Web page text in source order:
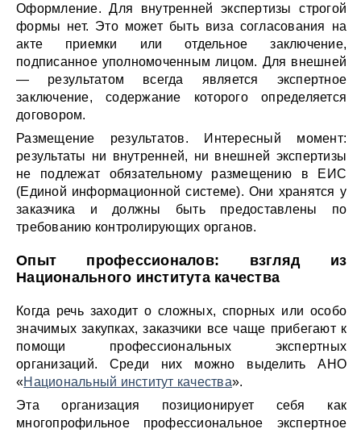
Оформление. Для внутренней экспертизы строгой
формы нет. Это может быть виза согласования на
акте приемки или отдельное заключение,
подписанное уполномоченным лицом. Для внешней
— результатом всегда является экспертное
заключение, содержание которого определяется
договором.
Размещение результатов. Интересный момент:
результаты ни внутренней, ни внешней экспертизы
не подлежат обязательному размещению в ЕИС
(Единой информационной системе). Они хранятся у
заказчика и должны быть предоставлены по
требованию контролирующих органов.
Опыт профессионалов: взгляд из
Национального института качества
Когда речь заходит о сложных, спорных или особо
значимых закупках, заказчики все чаще прибегают к
помощи профессиональных экспертных
организаций. Среди них можно выделить АНО
«Национальный институт качества».
Эта организация позиционирует себя как
многопрофильное профессиональное экспертное